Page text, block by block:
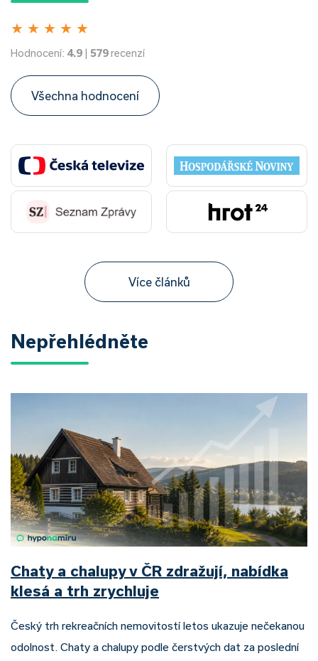
★ ★ ★ ★ ★
Hodnocení: 4.9 | 579recenzí
Všechna hodnocení
Více článků
Nepřehlédněte
Chaty a chalupy v ČR zdražují, nabídka
klesá a trh zrychluje
Český trh rekreačních nemovitostí letos ukazuje nečekanou
odolnost. Chaty a chalupy podle čerstvých dat za poslední